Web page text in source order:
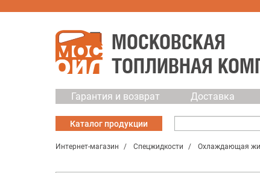
Гарантия и возврат Доставка
МОСКОВСКАЯ
ТОПЛИВНАЯ
Каталог продукции
Интернет-магазин Спецжидкости Охлаждающая